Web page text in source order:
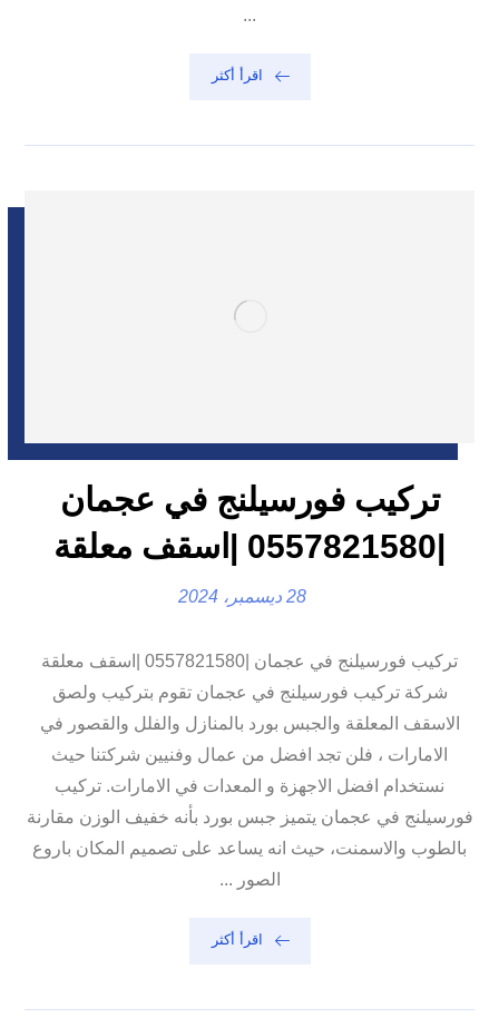
...
اقرأ أكثر
تركيب فورسيلنج في عجمان
28 ديسمبر، 2024
تركيب فورسيلنج في عجمان |0557821580 |اسقف معلقة
شركة تركيب فورسيلنج في عجمان تقوم بتركيب ولصق
الاسقف المعلقة والجبس بورد بالمنازل والفلل والقصور في
الامارات ، فلن تجد افضل من عمال وفنيين شركتنا حيث
نستخدام افضل الاجهزة و المعدات في الامارات. تركيب
فورسيلنج في عجمان يتميز جبس بورد بأنه خفيف الوزن مقارنة
بالطوب والاسمنت، حيث انه يساعد على تصميم المكان باروع
الصور ...
اقرأ أكثر